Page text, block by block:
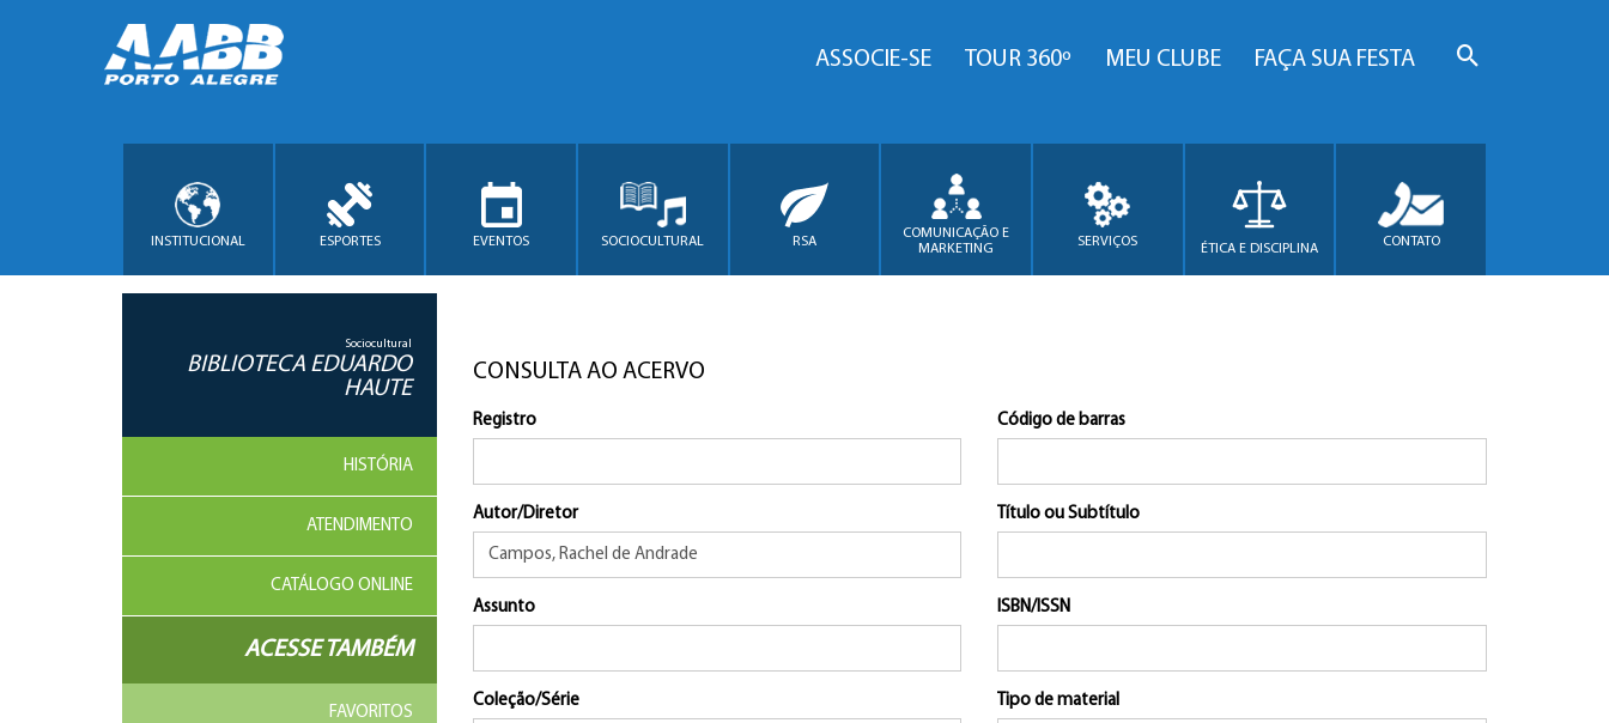
ASSOCIE-SE TOUR 360º MEU CLUBE FAÇA SUA FESTA
INSTITUCIONAL ESPORTES EVENTOS SOCIOCULTURAL RSA
COMUNICAÇÃO E
MARKETING
SERVIÇOS ÉTICA E DISCIPLINA CONTATO
Sociocultural
BIBLIOTECA EDUARDO
HAUTE
HISTÓRIA
ATENDIMENTO
CATÁLOGO ONLINE
ACESSE TAMBÉM
FAVORITOS
CONSULTA AO ACERVO
Registro Código de barras
Autor/Diretor Título ou Subtítulo
Assunto ISBN/ISSN
Coleção/Série Tipo de material